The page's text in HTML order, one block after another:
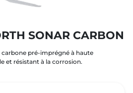
SONAR CARBON
pré-imprégné à haute
et résistant à la corrosion.